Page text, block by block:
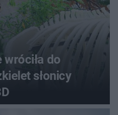
wróciła do
słonicy